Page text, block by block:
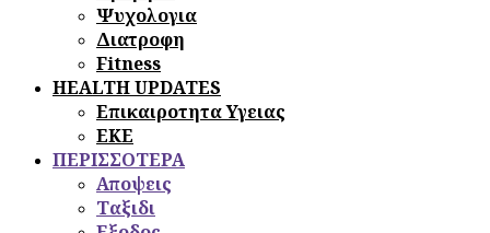
Ψυχολογια
Διατροφη
Fitness
HEALTH UPDATES
Επικαιροτητα Υγειας
ΕΚΕ
ΠΕΡΙΣΣΟΤΕΡΑ
Αποψεις
Ταξιδι